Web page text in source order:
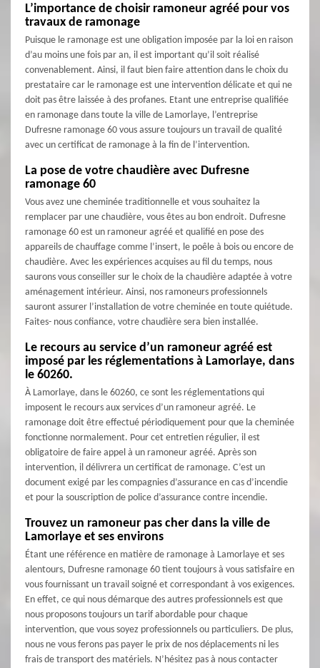
L’importance de choisir ramoneur agréé pour vos
travaux de ramonage
Puisque le ramonage est une obligation imposée par la loi en raison
d’au moins une fois par an, il est important qu’il soit réalisé
convenablement. Ainsi, il faut bien faire attention dans le choix du
prestataire car le ramonage est une intervention délicate et qui ne
doit pas être laissée à des profanes. Etant une entreprise qualifiée
en ramonage dans toute la ville de Lamorlaye, l’entreprise
Dufresne ramonage 60 vous assure toujours un travail de qualité
avec un certificat de ramonage à la fin de l’intervention.
La pose de votre chaudière avec Dufresne
ramonage 60
Vous avez une cheminée traditionnelle et vous souhaitez la
remplacer par une chaudière, vous êtes au bon endroit. Dufresne
ramonage 60 est un ramoneur agréé et qualifié en pose des
appareils de chauffage comme l’insert, le poêle à bois ou encore de
chaudière. Avec les expériences acquises au fil du temps, nous
saurons vous conseiller sur le choix de la chaudière adaptée à votre
aménagement intérieur. Ainsi, nos ramoneurs professionnels
sauront assurer l’installation de votre cheminée en toute quiétude.
Faites- nous confiance, votre chaudière sera bien installée.
Le recours au service d’un ramoneur agréé est
imposé par les réglementations à Lamorlaye, dans
le 60260.
À Lamorlaye, dans le 60260, ce sont les réglementations qui
imposent le recours aux services d’un ramoneur agréé. Le
ramonage doit être effectué périodiquement pour que la cheminée
fonctionne normalement. Pour cet entretien régulier, il est
obligatoire de faire appel à un ramoneur agréé. Après son
intervention, il délivrera un certificat de ramonage. C’est un
document exigé par les compagnies d’assurance en cas d’incendie
et pour la souscription de police d’assurance contre incendie.
Trouvez un ramoneur pas cher dans la ville de
Lamorlaye et ses environs
Étant une référence en matière de ramonage à Lamorlaye et ses
alentours, Dufresne ramonage 60 tient toujours à vous satisfaire en
vous fournissant un travail soigné et correspondant à vos exigences.
En effet, ce qui nous démarque des autres professionnels est que
nous proposons toujours un tarif abordable pour chaque
intervention, que vous soyez professionnels ou particuliers. De plus,
nous ne vous ferons pas payer le prix de nos déplacements ni les
frais de transport des matériels. N’hésitez pas à nous contacter